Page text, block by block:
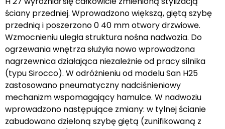
ściany przedniej. Wprowadzono większą, giętą szybę
przednią i poszerzono 0 40 mm otwory drzwiowe.
Wzmocnieniu uległa struktura nośna nadwozia. Do
ogrzewania wnętrza służyła nowo wprowadzona
nagrzewnica działająca niezależnie od pracy silnika
(typu Sirocco). W odróżnieniu od modelu San H25
zastosowano pneumatyczny nadciśnieniowy
mechanizm wspomagający hamulce. W nadwoziu
wprowadzono następujące zmiany: w tylnej ścianie
zabudowano dzieloną szybę giętą (zunifikowaną z